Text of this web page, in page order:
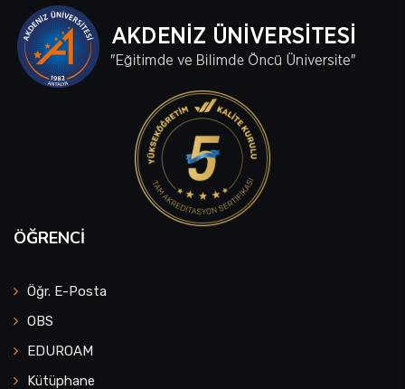
ÖĞRENCI
Öğr. E-Posta
OBS
EDUROAM
Kütüphane